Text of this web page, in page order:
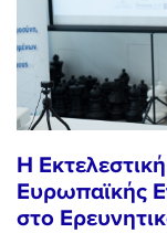
Η
Ευρωπαϊκής
στο